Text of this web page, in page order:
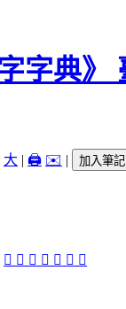
大 | 🖨️ ✉️ | 加入筆記
󱏞 󱏡 𡪃 𡪿 𢍢 󱏥 󱏚